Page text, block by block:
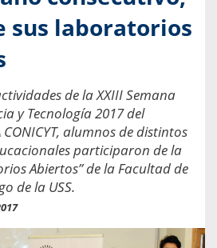
sus laboratorios
de la XXIII Semana
y Tecnología 2017 del
CONICYT, alumnos de distintos
participaron de la
Abiertos” de la Facultad de
de la USS.